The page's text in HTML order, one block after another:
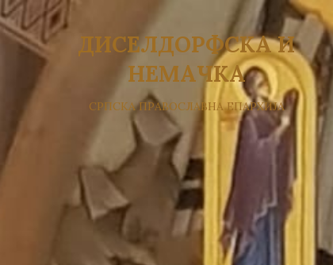
ДИСЕЛДОРФСКА И
НЕМАЧКА
СРПСКА ПРАВОСЛАВНА ЕПАРХИЈА